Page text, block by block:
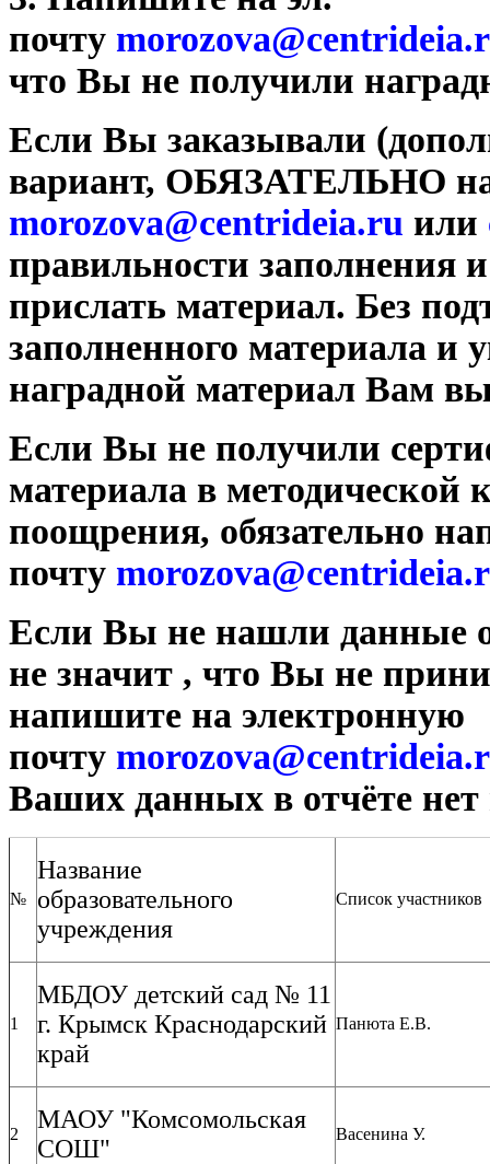
почту
что Вы не получили
Если Вы заказывали
вариант, ОБЯЗАТЕЛЬНО
morozova@centrideia.ru или
правильности заполнения
прислать материал. Без
заполненного материала и
наградной материал Вам
Если Вы не получили
материала в методической
поощрения, обязательно
почту
Если Вы не нашли данные
не значит , что Вы не
напишите на электронную
почту
Ваших данных в отчёте
№
Название
образовательного
учреждения
Список участников
1
МБДОУ детский сад № 11
г. Крымск Краснодарский
край
Панюта Е.В.
2
МАОУ "Комсомольская
СОШ"
Васенина У.